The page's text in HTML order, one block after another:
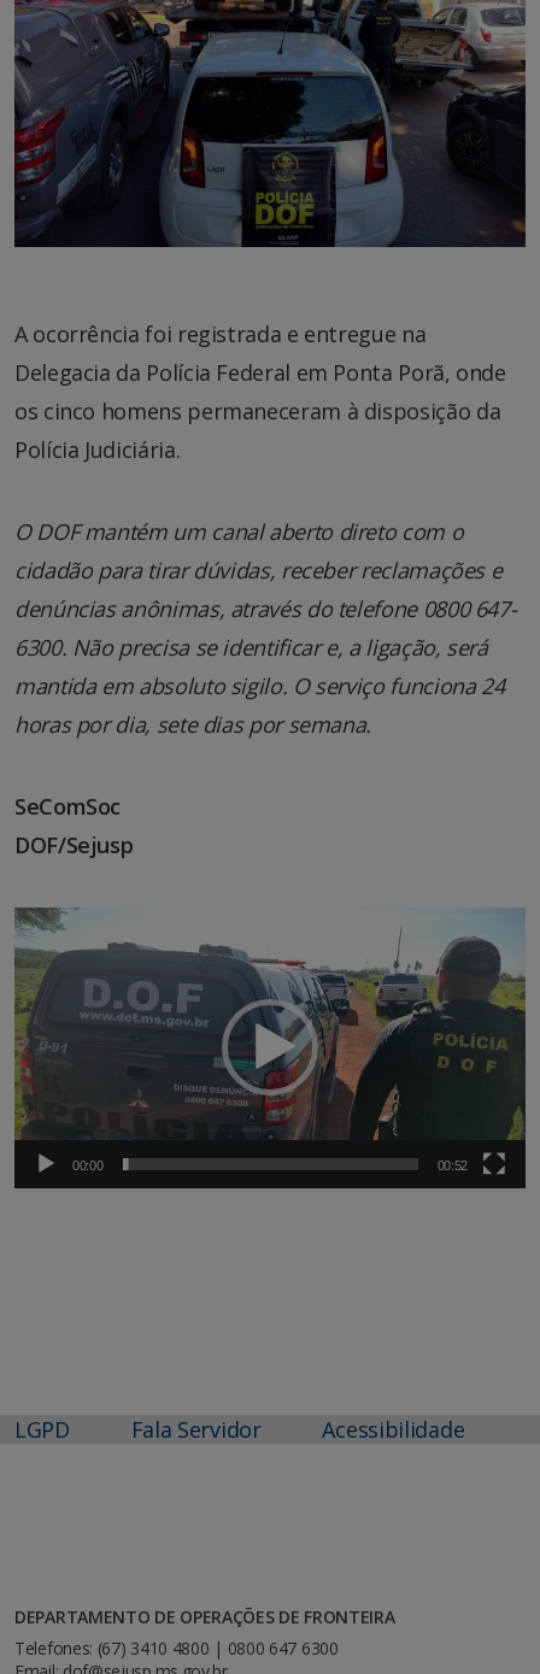
A ocorrência foi registrada e entregue na
Delegacia da Polícia Federal em Ponta Porã, onde
os cinco homens permaneceram à disposição da
Polícia Judiciária.
O DOF mantém um canal aberto direto com o
cidadão para tirar dúvidas, receber reclamações e
denúncias anônimas, através do telefone 0800 647-
6300. Não precisa se identificar e, a ligação, será
mantida em absoluto sigilo. O serviço funciona 24
horas por dia, sete dias por semana.
SeComSoc
DOF/Sejusp
Tocador
de
vídeo
00:00 00:52
LGPD Fala Servidor Acessibilidade
DEPARTAMENTO DE OPERAÇÕES DE FRONTEIRA
Telefones: (67) 3410 4800 | 0800 647 6300